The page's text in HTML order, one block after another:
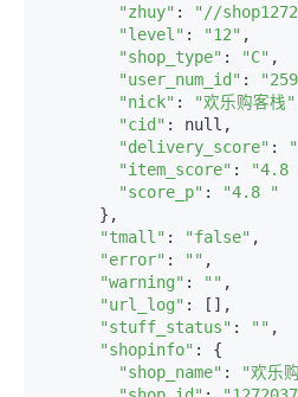
"zhuy" : "//
"level" : "12" ,
"shop_type" : "C" ,
"user_num_id" :
"nick" : "欢乐购客栈"
"cid" : null,
"delivery_score" :
"item_score" : "4.8
"score_p" :
"4.8 "
"tmall" : "false" ,
"error" : "" ,
"warning" : "" ,
"url_log" : [],
"stuff_status" : "" ,
"shopinfo" : {
"shop_name" : "欢乐